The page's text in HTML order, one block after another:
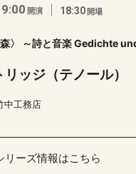
開演 18:30 開場
森〉 ～詩と音楽 Gedichte
ッジ（テノール）
中工務店
リーズ情報はこちら